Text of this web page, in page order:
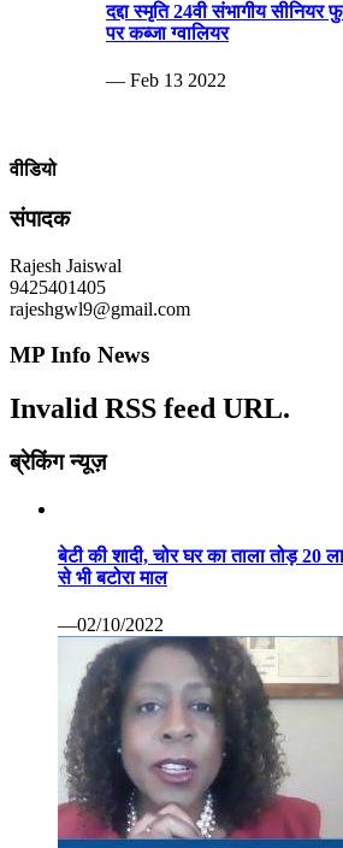
दद्दा स्मृति 24वी संभागीय सीनियर
पर कब्जा ग्वालियर
— Feb 13 2022
वीडियो
संपादक
Rajesh Jaiswal
9425401405
rajeshgwl9@gmail.com
MP Info News
Invalid RSS feed URL.
ब्रेकिंग न्यूज़
बेटी की शादी, चोर घर का ताला तोड़
से भी बटोरा माल
—02/10/2022